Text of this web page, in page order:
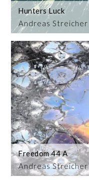
Andreas Streicher
Hunters Luck
Andreas Streicher
Freedom 44 A